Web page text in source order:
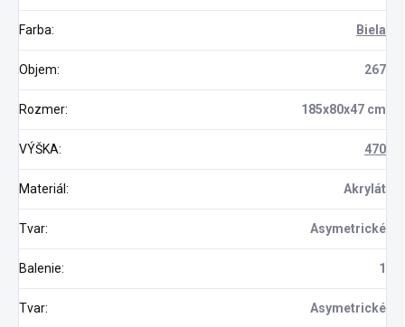
Farba: Biela
Objem: 267
Rozmer: 185x80x47 cm
VÝŠKA: 470
Materiál: Akrylát
Tvar: Asymetrické
Balenie: 1
Tvar: Asymetrické